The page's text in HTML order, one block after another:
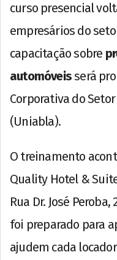
curso presencial
empresários do
capacitação sobre
automóveisserá
Corporativa do
(Uniabla).
O treinamento
Quality Hotel &
Rua Dr. José
foi preparado para
ajudem cada